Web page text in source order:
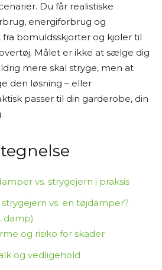
kilder – både fra
hjemmesider. På den
jeg fordele og ulemper ved
mine personlige
på at give et godt overblik
på en letforståelig
fuldstændigt opdaterede
Hvis du vælger at
disse links, tjener jeg
dig ikke ekstra og er med til
med at researche og
Du får realistiske
energiforbrug og
bomuldsskjorter og kjoler til
Målet er ikke at sælge dig
mere skal stryge, men at
den løsning – eller
passer til din garderobe, din
vs. strygejern i praksis
vs. en tøjdamper?
damp)
og risiko for skader
og vedligehold